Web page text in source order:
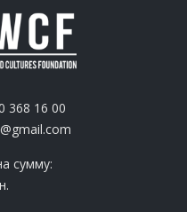
368 16 00
сумму: